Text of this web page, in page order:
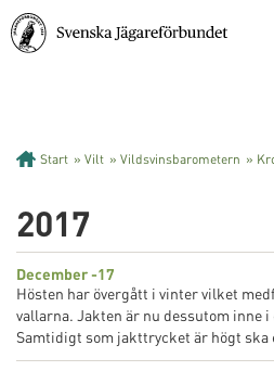
Start » Vilt » Vildsvinsbarometern »
2017
December -17
Hösten har övergått i vinter vilket
vallarna. Jakten är nu dessutom inne
Samtidigt som jakttrycket är högt ska